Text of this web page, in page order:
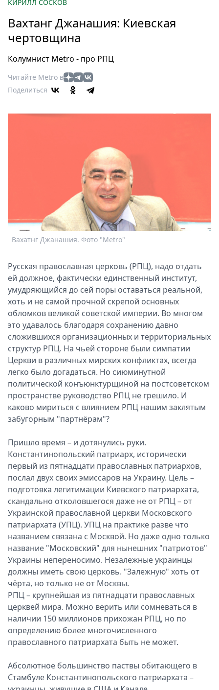
Мир
Здоровье
Еда
Мода
Театр
Metro
Стримы
Спецпроекты
Звезды
2026
Скачай
Metro
КИРИЛЛ СОСКОВ
Вахтанг Джанашия: Киевская
чертовщина
Колумнист Metro - про РПЦ
Читайте Metro в
Поделиться
Вахатнг Джанашия. Фото "Metro"
Русская православная церковь (РПЦ), надо отдать
ей должное, фактически единственный институт,
умудряющийся до сей поры оставаться реальной,
хоть и не самой прочной скрепой основных
обломков великой советской империи. Во многом
это удавалось благодаря сохранению давно
сложившихся организационных и территориальных
структур РПЦ. На чьей стороне были симпатии
Церкви в различных мирских конфликтах, всегда
легко было догадаться. Но сиюминутной
политической конъюнктурщиной на постсоветском
пространстве руководство РПЦ не грешило. И
каково мириться с влиянием РПЦ нашим заклятым
забугорным "партнёрам"?
Пришло время – и дотянулись руки.
Константинопольский патриарх, исторически
первый из пятнадцати православных патриархов,
послал двух своих эмиссаров на Украину. Цель –
подготовка легитимации Киевского патриархата,
скандально отколовшегося даже не от РПЦ – от
Украинской православной церкви Московского
патриархата (УПЦ). УПЦ на практике разве что
названием связана с Москвой. Но даже одно только
название "Московский" для нынешних "патриотов"
Украины непереносимо. Незалежные украинцы
должны иметь свою церковь. "Залежную" хоть от
чёрта, но только не от Москвы.
РПЦ – крупнейшая из пятнадцати православных
церквей мира. Можно верить или сомневаться в
наличии 150 миллионов прихожан РПЦ, но по
определению более многочисленного
православного патриархата быть не может.
Абсолютное большинство паствы обитающего в
Стамбуле Константинопольского патриархата –